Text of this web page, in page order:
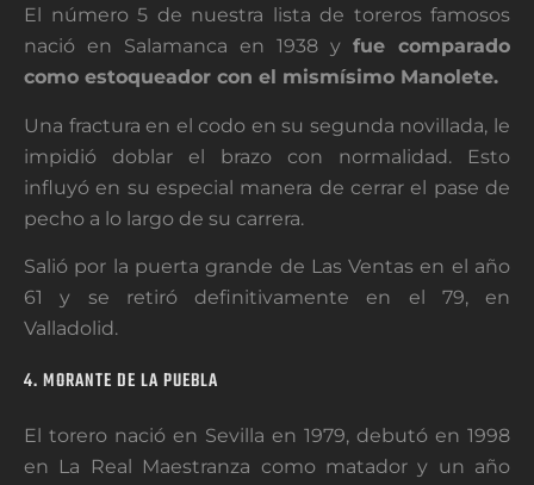
El número 5 de nuestra lista de toreros famosos
nació en Salamanca en 1938 y fue comparado
como estoqueador con el mismísimo Manolete.
Una fractura en el codo en su segunda novillada, le
impidió doblar el brazo con normalidad. Esto
influyó en su especial manera de cerrar el pase de
pecho a lo largo de su carrera.
Salió por la puerta grande de Las Ventas en el año
61 y se retiró definitivamente en el 79, en
Valladolid.
4. MORANTE DE LA PUEBLA
El torero nació en Sevilla en 1979, debutó en 1998
en La Real Maestranza como matador y un año